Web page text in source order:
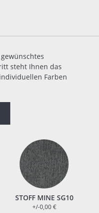
steht Ihnen das
Farben
STOFF MINE SG10
+/-0,00 €